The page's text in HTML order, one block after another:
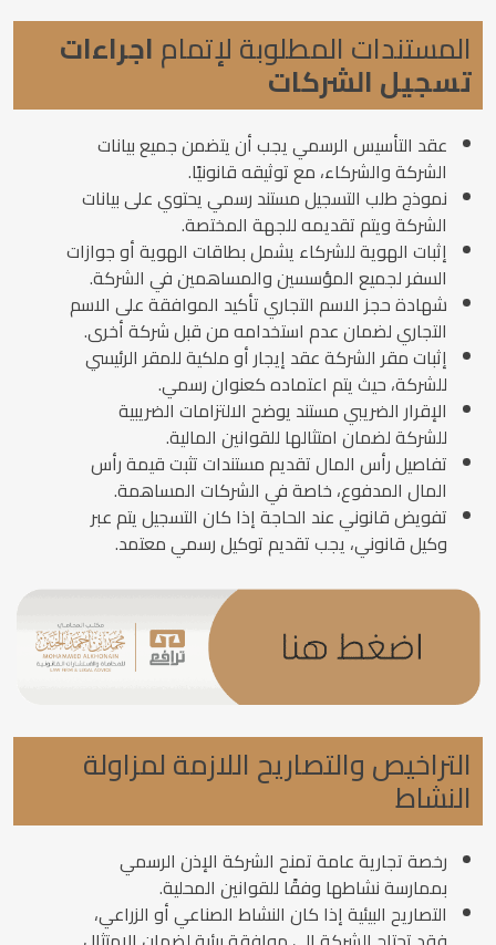
المستندات المطلوبة لإتماماجراءات
تسجيل الشركات
عقد التأسيس الرسمي يجب أن يتضمن جميع بيانات
الشركة والشركاء، مع توثيقه قانونيًا.
نموذج طلب التسجيل مستند رسمي يحتوي على بيانات
الشركة ويتم تقديمه للجهة المختصة.
إثبات الهوية للشركاء يشمل بطاقات الهوية أو جوازات
السفر لجميع المؤسسين والمساهمين في الشركة.
شهادة حجز الاسم التجاري تأكيد الموافقة على الاسم
التجاري لضمان عدم استخدامه من قبل شركة أخرى.
إثبات مقر الشركة عقد إيجار أو ملكية للمقر الرئيسي
للشركة، حيث يتم اعتماده كعنوان رسمي.
الإقرار الضريبي مستند يوضح الالتزامات الضريبية
للشركة لضمان امتثالها للقوانين المالية.
تفاصيل رأس المال تقديم مستندات تثبت قيمة رأس
المال المدفوع، خاصة في الشركات المساهمة.
تفويض قانوني عند الحاجة إذا كان التسجيل يتم عبر
وكيل قانوني، يجب تقديم توكيل رسمي معتمد.
التراخيص والتصاريح اللازمة لمزاولة
النشاط
رخصة تجارية عامة تمنح الشركة الإذن الرسمي
بممارسة نشاطها وفقًا للقوانين المحلية.
التصاريح البيئية إذا كان النشاط الصناعي أو الزراعي،